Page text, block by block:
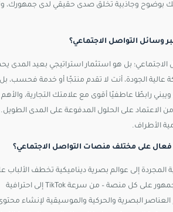
بوضوح وجاذبية تخلق صدى حقيقي لدى جمهورك،
وسائل التواصل الاجتماعي؟
بل هو استثمار استراتيجي بعيد المدى
الجودة، أنت لا تقدم منتجًا أو خدمة فحسب،
رابطًا عاطفيًا أقوى مع علامتك التجارية،
على الحلول المدفوعة على المدى الطويل.
الأطراف.
على مختلف منصات التواصل الاجتماعي؟
المجردة إلى عوالم بصرية ديناميكية تخطف الألباب
منصة تختارها. هذا الخبير ليس مجرد فنان رقمي؛ بل هو راوي قصص ماهر يفهم سيكولوجية الجمهور على كل منصة – من سرعة TikTok إلى احترافية
البصرية والحركية والموسيقية لإنشاء